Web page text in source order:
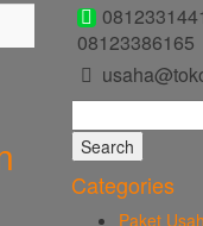
08123386165
for:
Categories
Paket